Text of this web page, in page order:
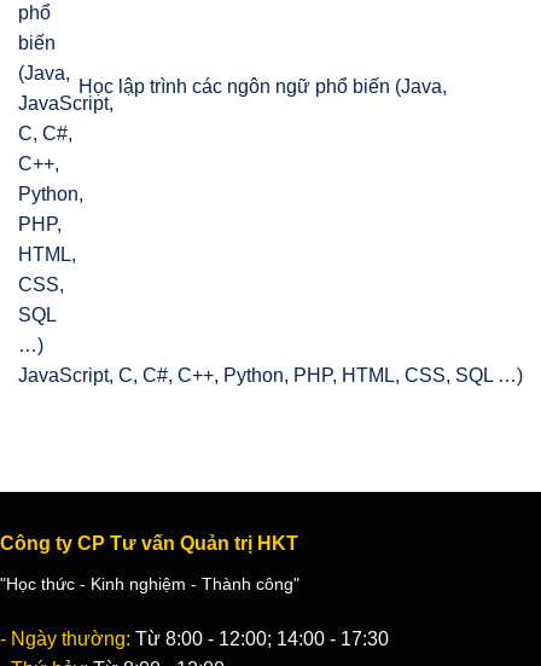
Học lập trình các ngôn ngữ phổ biến (Java,
JavaScript, C, C#, C++, Python, PHP, HTML, CSS, SQL …)
Công ty CP Tư vấn Quản trị HKT
"Học thức - Kinh nghiệm - Thành công"
- Ngày thường: Từ 8:00 - 12:00; 14:00 - 17:30